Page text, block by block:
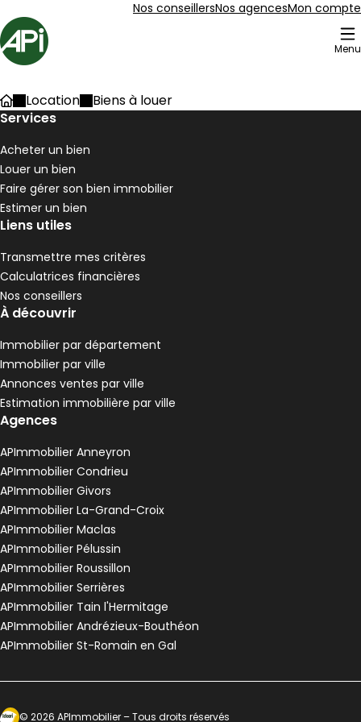
Nos conseillersNos agencesMon compte
Accueil
Menu
205 Biens à louer
90 m² 4 pièces Pélussin
Aller à l'image
Aller à l'image
Aller à l'image
Aller à l'image
Aller à l'image
190 000 €
Pélussin - 42410
Maison • 4 pièces • 90 m²
G 3 chambres
,
Terrain 3680 m²
120 000 €
Maison de village • 3 pièces • 80 m²
AccueilLocation
Biens à louer
Services
Acheter un bien
Louer un bien
Faire gérer son bien immobilier
Estimer un bien
Liens utiles
Transmettre mes critères
Calculatrices financières
Nos conseillers
À découvrir
Immobilier par département
Immobilier par ville
Annonces ventes par ville
Estimation immobilière par ville
Agences
APImmobilier Anneyron
APImmobilier Condrieu
APImmobilier Givors
APImmobilier La-Grand-Croix
APImmobilier Maclas
APImmobilier Pélussin
APImmobilier Roussillon
APImmobilier Serrières
APImmobilier Tain l'Hermitage
APImmobilier Andrézieux-Bouthéon
APImmobilier St-Romain en Gal
Ecosytème Ideeri
© 2026 APImmobilier – Tous droits réservés